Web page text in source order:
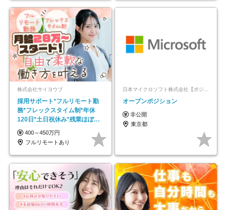
株式会社サイヨウブ
採用サポート*フルリモート勤
務*フレックスタイム制*年休
120日*土日祝休み*残業ほぼな
し*育児中社員8割以上
400～450万円
フルリモートあり
日本マイクロソフト株式会社【ポジションマッチ登録】
オープンポジション
非公開
東京都